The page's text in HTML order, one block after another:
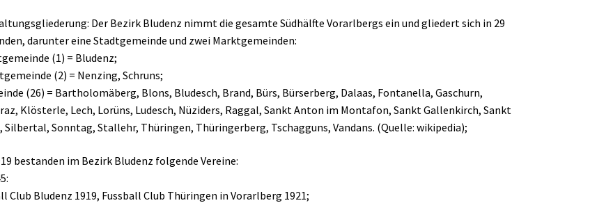
Der Bezirk Bludenz nimmt die gesamte Südhälfte Vorarlbergs ein und gliedert sich in 29
darunter eine Stadtgemeinde und zwei Marktgemeinden:
(1) = Bludenz;
(2) = Nenzing, Schruns;
(26) = Bartholomäberg, Blons, Bludesch, Brand, Bürs, Bürserberg, Dalaas, Fontanella, Gaschurn,
Klösterle, Lech, Lorüns, Ludesch, Nüziders, Raggal, Sankt Anton im Montafon, Sankt Gallenkirch, Sankt
Silbertal, Sonntag, Stallehr, Thüringen, Thüringerberg, Tschagguns, Vandans. (Quelle: wikipedia);
bestanden im Bezirk Bludenz folgende Vereine:
Club Bludenz 1919, Fussball Club Thüringen in Vorarlberg 1921;